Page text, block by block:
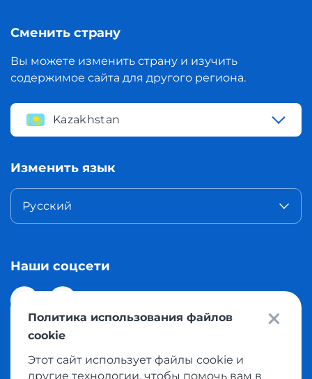
Сменить страну
Вы можете изменить страну и изучить
содержимое сайта для другого региона.
Kazakhstan
Изменить язык
Русский
Наши соцсети
© 2026 Meest Shopping доставка покупок с интернет
Политика использования файлов
cookie
Этот сайт использует файлы cookie и
другие технологии, чтобы помочь вам в